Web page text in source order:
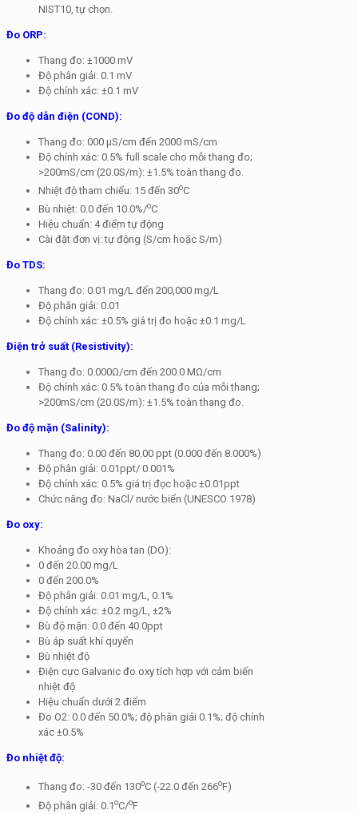
NIST10, tự chọn.
Đo ORP:
Thang đo: ±1000 mV
Độ phân giải: 0.1 mV
Độ chính xác: ±0.1 mV
Đo độ dẫn điện (COND):
Thang đo: 000 μS/cm đến 2000 mS/cm
Độ chính xác: 0.5% full scale cho mỗi thang đo;
>200mS/cm (20.0S/m): ±1.5% toàn thang đo.
Nhiệt độ tham chiếu: 15 đến 30oC
Bù nhiệt: 0.0 đến 10.0%/oC
Hiệu chuẩn: 4 điểm tự động
Cài đặt đơn vị: tự động (S/cm hoặc S/m)
Đo TDS:
Thang đo: 0.01 mg/L đến 200,000 mg/L
Độ phân giải: 0.01
Độ chính xác: ±0.5% giá trị đo hoặc ±0.1 mg/L
Điện trở suất (Resistivity):
Thang đo: 0.000Ω/cm đến 200.0 MΩ/cm
Độ chính xác: 0.5% toàn thang đo của mỗi thang;
>200mS/cm (20.0S/m): ±1.5% toàn thang đo.
Đo độ mặn (Salinity):
Thang đo: 0.00 đến 80.00 ppt (0.000 đến 8.000%)
Độ phân giải: 0.01ppt/ 0.001%
Độ chính xác: 0.5% giá trị đọc hoặc ±0.01ppt
Chức năng đo: NaCl/ nước biển (UNESCO 1978)
Đo oxy:
Khoảng đo oxy hòa tan (DO):
0 đến 20.00 mg/L
0 đến 200.0%
Độ phân giải: 0.01 mg/L, 0.1%
Độ chính xác: ±0.2 mg/L, ±2%
Bù độ mặn: 0.0 đến 40.0ppt
Bù áp suất khí quyển
Bù nhiệt độ
Điện cực Galvanic đo oxy tích hợp với cảm biến
nhiệt độ
Hiệu chuẩn dưới 2 điểm
Đo O2: 0.0 đến 50.0%; độ phân giải 0.1%; độ chính
xác ±0.5%
Đo nhiệt độ:
Thang đo: -30 đến 130oC (-22.0 đến 266oF)
Độ phân giải: 0.1oC/oF